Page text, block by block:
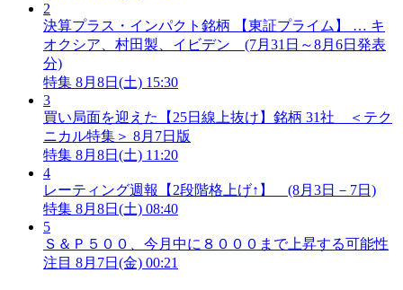
2
決算プラス・インパクト銘柄 【東証プライム】 … キ
オクシア、村田製、イビデン (7月31日～8月6日発表
分)
特集 8月8日(土) 15:30
3
買い局面を迎えた【25日線上抜け】銘柄 31社 ＜テク
ニカル特集＞ 8月7日版
特集 8月8日(土) 11:20
4
レーティング週報【2段階格上げ↑】 (8月3日－7日)
特集 8月8日(土) 08:40
5
Ｓ＆Ｐ５００、今月中に８０００まで上昇する可能性
注目 8月7日(金) 00:21